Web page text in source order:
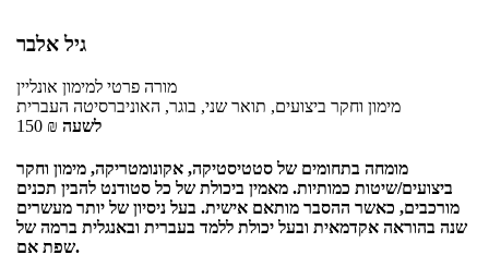
גיל אלבר
מורה פרטי למימון אונליין
מימון וחקר ביצועים, תואר שני, בוגר, האוניברסיטה העברית
150 ₪ לשעה
מומחה בתחומים של סטטיסטיקה, אקונומטריקה, מימון וחקר
ביצועים/שיטות כמותיות. מאמין ביכולת של כל סטודנט להבין תכנים
מורכבים, כאשר ההסבר מותאם אישית. בעל ניסיון של יותר מעשרים
שנה בהוראה אקדמאית ובעל יכולת ללמד בעברית ובאנגלית ברמה של
שפת אם.